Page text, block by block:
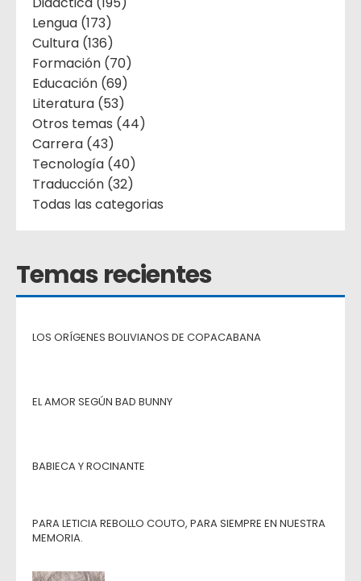
Lengua (173)
Cultura (136)
Formación (70)
Educación (69)
Literatura (53)
Otros temas (44)
Carrera (43)
Tecnología (40)
Traducción (32)
Todas las categorias
Temas recientes
LOS ORÍGENES BOLIVIANOS DE COPACABANA
EL AMOR SEGÚN BAD BUNNY
BABIECA Y ROCINANTE
PARA LETICIA REBOLLO COUTO, PARA SIEMPRE EN NUESTRA
MEMORIA.